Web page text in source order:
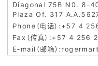
Diagonal 75B N0. 8-
Plaza Of. 317
+57 4
+57 4 256